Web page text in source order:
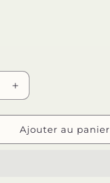
Augmenter
la
quantité
de
SATISFYER
Ajouter au panier